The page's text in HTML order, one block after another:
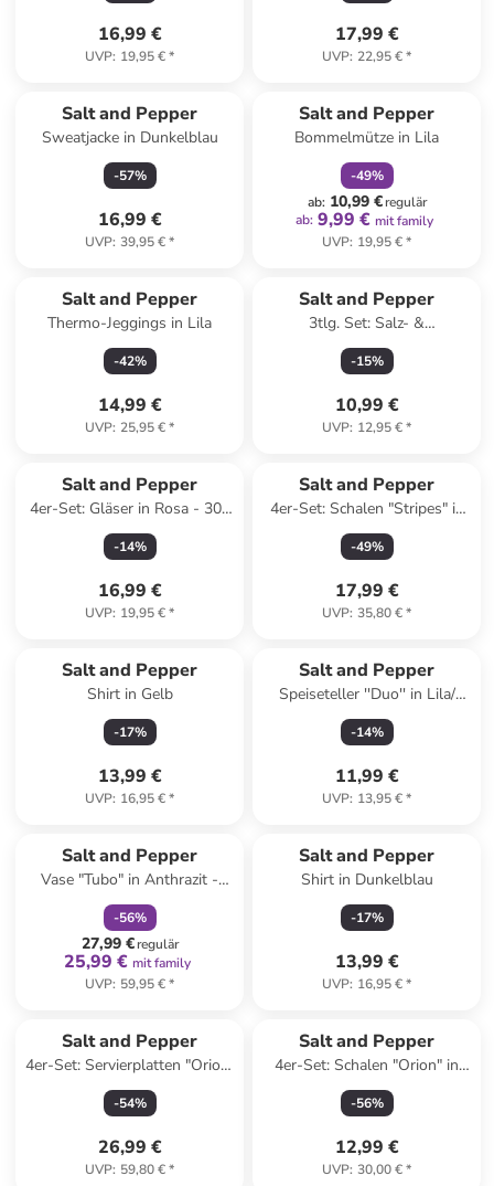
16,99 €
UVP: 19,95 €*
17,99 €
UVP: 22,95 €*
Salt and Pepper
Sweatjacke in Dunkelblau
-57%
16,99 €
UVP: 39,95 €*
Salt and Pepper
Bommelmütze in Lila
-49%
ab: 10,99 €regulär
ab: 9,99 € mit family
UVP: 19,95 €*
Salt and Pepper
Thermo-Jeggings in Lila
-42%
14,99 €
UVP: 25,95 €*
Salt and Pepper
3tlg. Set: Salz- &
Pfefferstreuer "Duo" in Grün/
Lila - (H)7 cm
-15%
10,99 €
UVP: 12,95 €*
Salt and Pepper
4er-Set: Gläser in Rosa - 300
ml
-14%
16,99 €
UVP: 19,95 €*
Salt and Pepper
4er-Set: Schalen "Stripes" in
Weiß/ Blau - (H)3,5 x Ø 23,5
cm
-49%
17,99 €
UVP: 35,80 €*
Salt and Pepper
Shirt in Gelb
-17%
13,99 €
UVP: 16,95 €*
Salt and Pepper
Speiseteller ''Duo'' in Lila/
Orange - Ø 26 cm
-14%
11,99 €
UVP: 13,95 €*
Salt and Pepper
Vase "Tubo" in Anthrazit -
(H)38,5 x Ø 21 cm
-56%
27,99 €regulär
25,99 € mit family
UVP: 59,95 €*
Salt and Pepper
Shirt in Dunkelblau
-17%
13,99 €
UVP: 16,95 €*
Salt and Pepper
4er-Set: Servierplatten "Orion"
in Beige - (B)25 x (H)13 cm
-54%
26,99 €
UVP: 59,80 €*
Salt and Pepper
4er-Set: Schalen "Orion" in
Beige - (H)5 x Ø 10 cm
-56%
12,99 €
UVP: 30,00 €*